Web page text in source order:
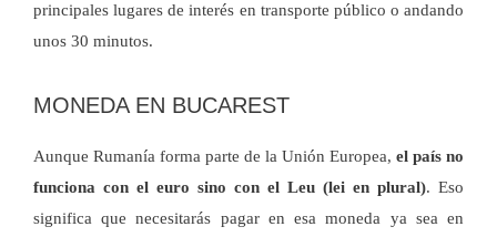
principales lugares de interés en transporte público o andando
unos 30 minutos.
MONEDA EN BUCAREST
Aunque Rumanía forma parte de la Unión Europea, el país no
funciona con el euro sino con el Leu (lei en plural). Eso
significa que necesitarás pagar en esa moneda ya sea en